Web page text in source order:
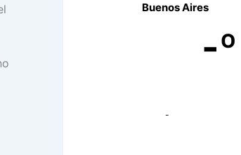
Buenos Aires
-º
-